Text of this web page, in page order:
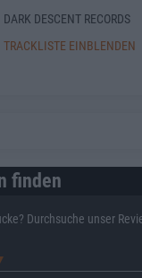
DARK DESCENT RECORDS
TRACKLISTE EINBLENDEN
finden
Durchsuche unser